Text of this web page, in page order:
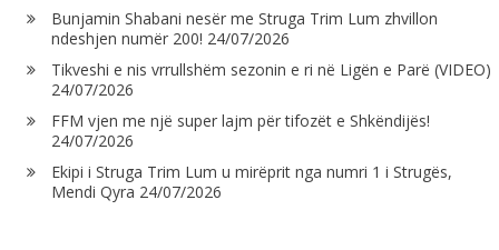
Bunjamin Shabani nesër me Struga Trim Lum zhvillon
ndeshjen numër 200! 24/07/2026
Tikveshi e nis vrrullshëm sezonin e ri në Ligën e Parë (VIDEO)
24/07/2026
FFM vjen me një super lajm për tifozët e Shkëndijës!
24/07/2026
Ekipi i Struga Trim Lum u mirëprit nga numri 1 i Strugës,
Mendi Qyra 24/07/2026